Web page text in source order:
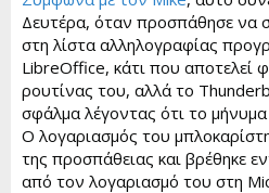
Δευτέρα, όταν προσπάθησε να
στη λίστα αλληλογραφίας
LibreOffice, κάτι που αποτελεί
ρουτίνας του, αλλά το
σφάλμα λέγοντας ότι το
Ο λογαριασμός του
της προσπάθειας και βρέθηκε
από τον λογαριασμό του στη